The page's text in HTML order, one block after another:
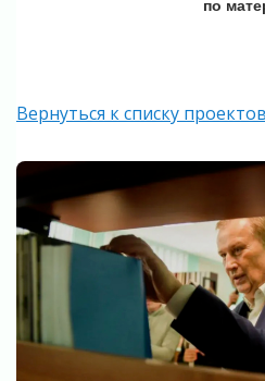
по
Вернуться к списку проектов